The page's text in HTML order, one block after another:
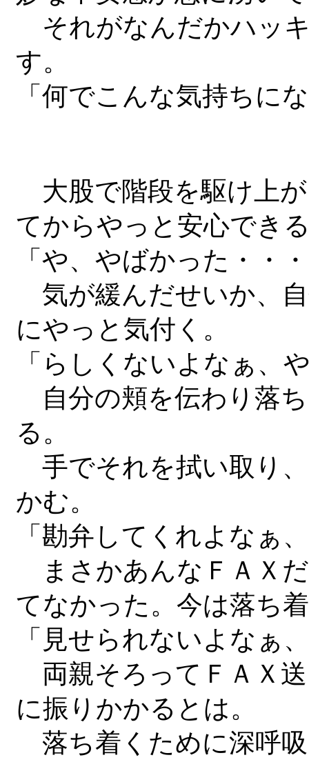
それがなんだかハッ
す。
「何でこんな気持ちに
大股で階段を駆け上
てからやっと安心でき
「や、やばかった・・
気が緩んだせいか、
にやっと気付く。
「らしくないよなぁ、
自分の頬を伝わり落
る。
手でそれを拭い取り
かむ。
「勘弁してくれよなぁ
まさかあんなＦＡＸ
てなかった。今は落ち
「見せられないよなぁ
両親そろってＦＡＸ
に振りかかるとは。
落ち着くために深呼